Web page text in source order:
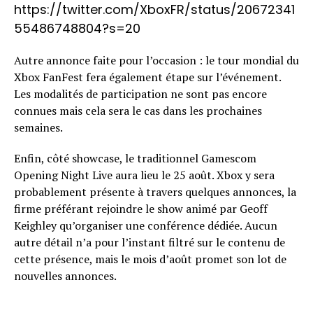
https://twitter.com/XboxFR/status/20672341
55486748804?s=20
Autre annonce faite pour l’occasion : le tour mondial du
Xbox FanFest fera également étape sur l’événement.
Les modalités de participation ne sont pas encore
connues mais cela sera le cas dans les prochaines
semaines.
Enfin, côté showcase, le traditionnel Gamescom
Opening Night Live aura lieu le 25 août. Xbox y sera
probablement présente à travers quelques annonces, la
firme préférant rejoindre le show animé par Geoff
Keighley qu’organiser une conférence dédiée. Aucun
autre détail n’a pour l’instant filtré sur le contenu de
cette présence, mais le mois d’août promet son lot de
nouvelles annonces.